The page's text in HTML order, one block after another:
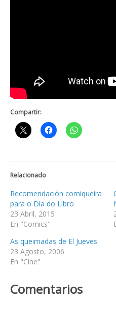
Compartir:
Relacionado
Recomendación comiqueira
para o Día do Libro
23 Abril, 2015
En "Comics"
As queimadas de El Jueves
23 Agosto, 2006
En "Cine"
Comentarios